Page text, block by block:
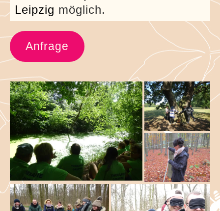
Leipzig möglich.
Anfrage